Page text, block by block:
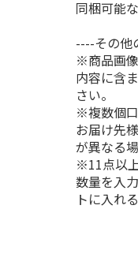
同梱可能
----その他
※商品画
内容に含
さい。
※複数個
お届け先
が異なる
※11点以
数量を入
トに入れ